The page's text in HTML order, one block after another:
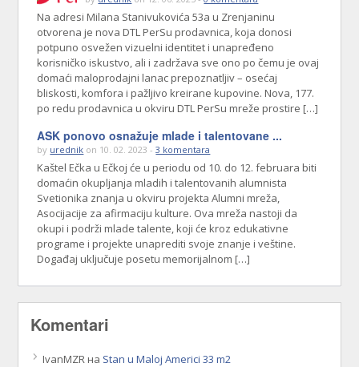
Na adresi Milana Stanivukovića 53a u Zrenjaninu
otvorena je nova DTL PerSu prodavnica, koja donosi
potpuno osvežen vizuelni identitet i unapređeno
korisničko iskustvo, ali i zadržava sve ono po čemu je ovaj
domaći maloprodajni lanac prepoznatljiv – osećaj
bliskosti, komfora i pažljivo kreirane kupovine. Nova, 177.
po redu prodavnica u okviru DTL PerSu mreže prostire […]
ASK ponovo osnažuje mlade i talentovane ...
by urednik on 10. 02. 2023 -3 komentara
Kaštel Ečka u Ečkoj će u periodu od 10. do 12. februara biti
domaćin okupljanja mladih i talentovanih alumnista
Svetionika znanja u okviru projekta Alumni mreža,
Asocijacije za afirmaciju kulture. Ova mreža nastoji da
okupi i podrži mlade talente, koji će kroz edukativne
programe i projekte unaprediti svoje znanje i veštine.
Događaj uključuje posetu memorijalnom […]
Komentari
IvanMZR на Stan u Maloj Americi 33 m2